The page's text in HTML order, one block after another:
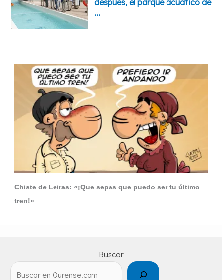
Chiste de Leiras: «¡Que sepas que puedo ser tu último
tren!»
Buscar